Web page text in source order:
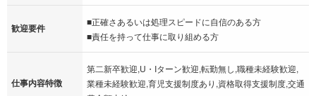
歓迎要件
■正確さあるいは処理スピードに自信のある方
■責任を持って仕事に取り組める方
仕事内容特徴
第二新卒歓迎,U・Iターン歓迎,転勤無し,職種未経験歓迎,
業種未経験歓迎,育児支援制度あり,資格取得支援制度,交通